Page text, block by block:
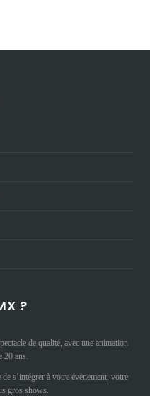
?
de qualité, avec une animation
ans.
s’intégrer à votre évènement, votre
gros shows.